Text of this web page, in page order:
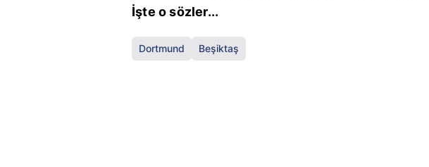
İşte o sözler...
Dortmund Beşiktaş